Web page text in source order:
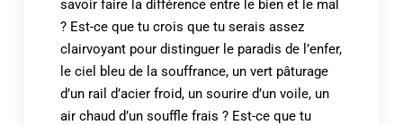
savoir faire la différence entre le bien et le mal
? Est-ce que tu crois que tu serais assez
clairvoyant pour distinguer le paradis de l’enfer,
le ciel bleu de la souffrance, un vert pâturage
d’un rail d’acier froid, un sourire d’un voile, un
air chaud d’un souffle frais ? Est-ce que tu